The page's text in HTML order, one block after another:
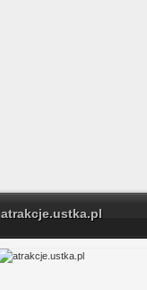
atrakcje.ustka.pl